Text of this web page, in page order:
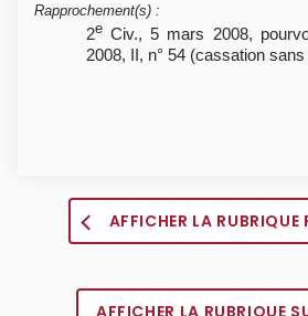
Rapprochement(s) :
2eCiv., 5 mars 2008,
2008, II, n° 54 (cassation
AFFICHER LA RUBRIQUE
AFFICHER LA RUBRIQUE